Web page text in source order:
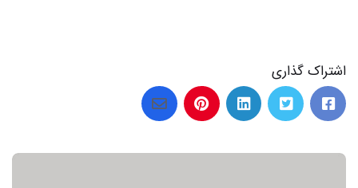
اشتراک گذاری